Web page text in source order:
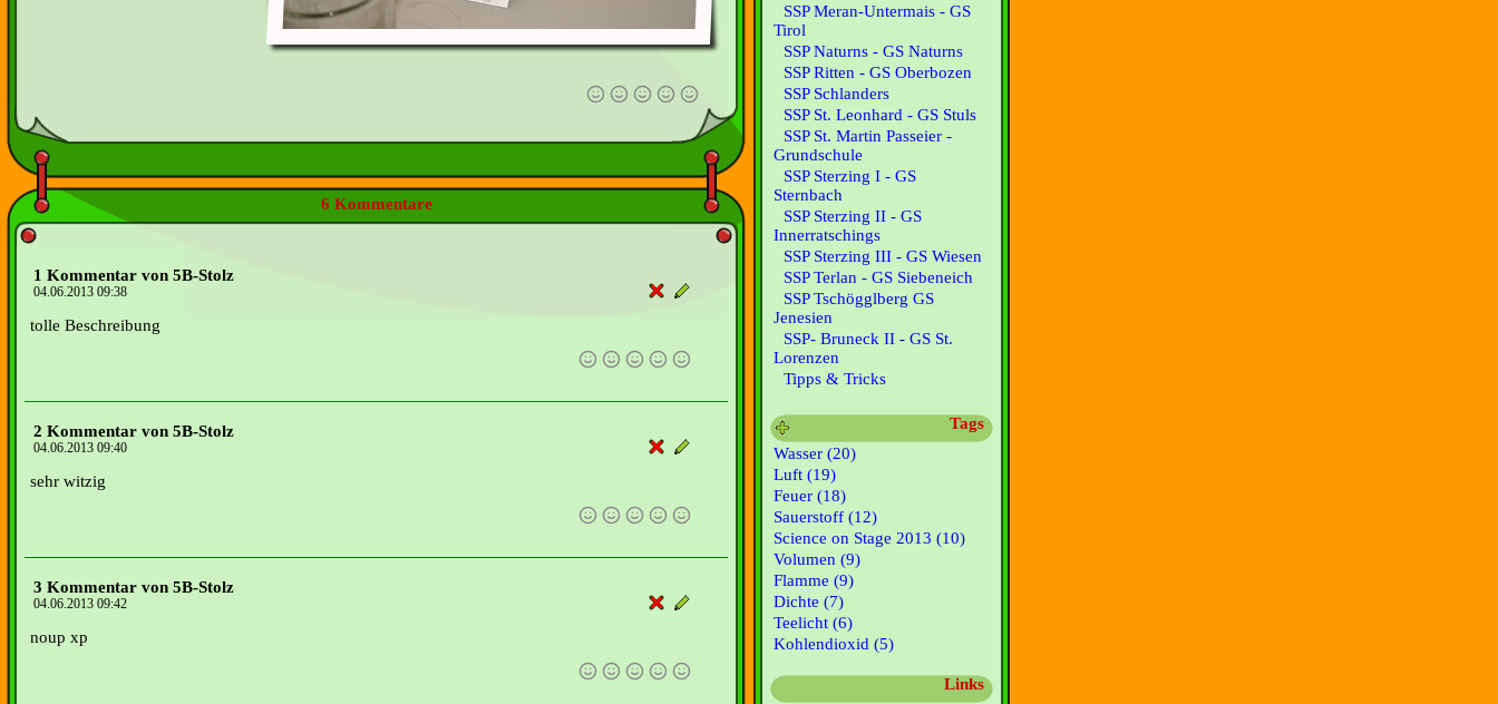
6 Kommentare
1 Kommentar von 5B-Stolz
04.06.2013 09:38
tolle Beschreibung
2 Kommentar von 5B-Stolz
04.06.2013 09:40
sehr witzig
3 Kommentar von 5B-Stolz
04.06.2013 09:42
noup xp
SSP Meran-Untermais - GS
Tirol
SSP Naturns - GS Naturns
SSP Ritten - GS Oberbozen
SSP Schlanders
SSP St. Leonhard - GS Stuls
SSP St. Martin Passeier -
Grundschule
SSP Sterzing I - GS
Sternbach
SSP Sterzing II - GS
Innerratschings
SSP Sterzing III - GS Wiesen
SSP Terlan - GS Siebeneich
SSP Tschögglberg GS
Jenesien
SSP- Bruneck II - GS St.
Lorenzen
Tipps & Tricks
Tags
Wasser (20)
Luft (19)
Feuer (18)
Sauerstoff (12)
Science on Stage 2013 (10)
Volumen (9)
Flamme (9)
Dichte (7)
Teelicht (6)
Kohlendioxid (5)
Links